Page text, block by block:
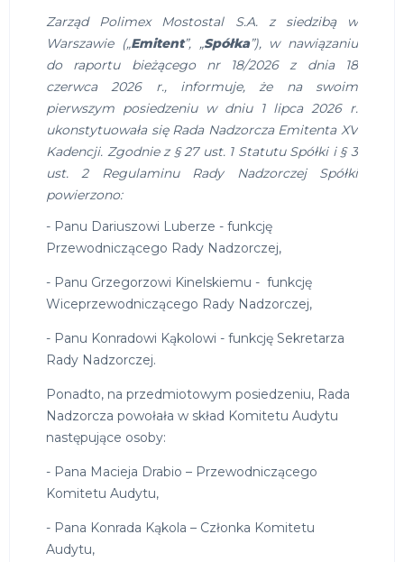
Zarząd Polimex Mostostal S.A. z siedzibą w
Warszawie („Emitent”, „Spółka”), w nawiązaniu
do raportu bieżącego nr 18/2026 z dnia 18
czerwca 2026 r., informuje, że na swoim
pierwszym posiedzeniu w dniu 1 lipca 2026 r.
ukonstytuowała się Rada Nadzorcza Emitenta XV
Kadencji. Zgodnie z § 27 ust. 1 Statutu Spółki i § 3
ust. 2 Regulaminu Rady Nadzorczej Spółki
powierzono:
- Panu Dariuszowi Luberze - funkcję
Przewodniczącego Rady Nadzorczej,
- Panu Grzegorzowi Kinelskiemu - funkcję
Wiceprzewodniczącego Rady Nadzorczej,
- Panu Konradowi Kąkolowi - funkcję Sekretarza
Rady Nadzorczej.
Ponadto, na przedmiotowym posiedzeniu, Rada
Nadzorcza powołała w skład Komitetu Audytu
następujące osoby:
- Pana Macieja Drabio – Przewodniczącego
Komitetu Audytu,
- Pana Konrada Kąkola – Członka Komitetu
Audytu,